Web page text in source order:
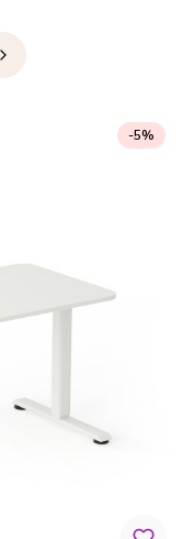
Następne produkty
-5%